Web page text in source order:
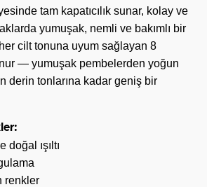
tam kapatıcılık sunar, kolay ve
yumuşak, nemli ve bakımlı bir
her cilt tonuna uyum sağlayan 8
— yumuşak pembelerden yoğun
derin tonlarına kadar geniş bir
ışıltı
renkler